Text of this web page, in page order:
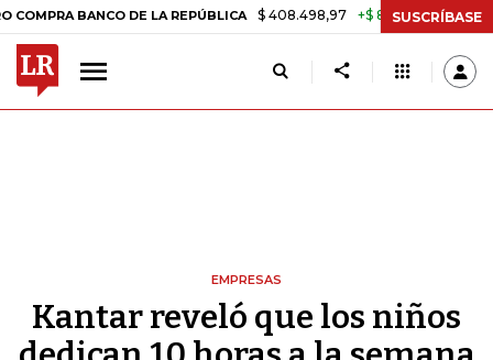
BANCO DE LA REPÚBLICA $ 408.498,97 +$ 8.753,81 +2,19%
SUSCRÍBASE
EMPRESAS
Kantar reveló que los niños